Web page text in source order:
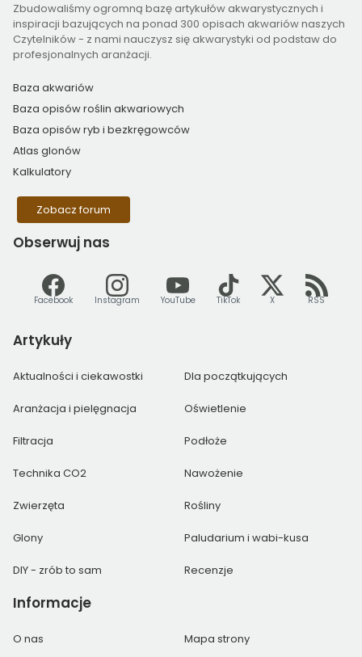
Zbudowaliśmy ogromną bazę artykułów akwarystycznych i
inspiracji bazujących na ponad 300 opisach akwariów naszych
Czytelników - z nami nauczysz się akwarystyki od podstaw do
profesjonalnych aranżacji.
Baza akwariów
Baza opisów roślin akwariowych
Baza opisów ryb i bezkręgowców
Atlas glonów
Kalkulatory
Zobacz forum
Obserwuj nas
Facebook Instagram YouTube TikTok X RSS
Artykuły
Aktualności i ciekawostki Dla początkujących
Aranżacja i pielęgnacja Oświetlenie
Filtracja Podłoże
Technika CO2 Nawożenie
Zwierzęta Rośliny
Glony Paludarium i wabi-kusa
DIY - zrób to sam Recenzje
Informacje
O nas Mapa strony